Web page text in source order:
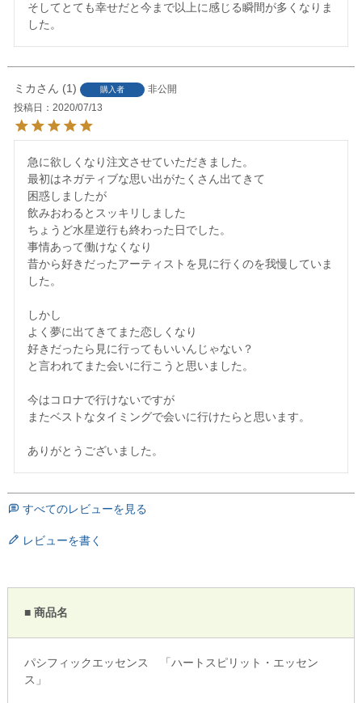
そしてとても幸せだと今まで以上に感じる瞬間が多くなりま
した。
ミカ 1 購入者
非公開
投稿日
2020/07/13
急に欲しくなり注文させていただきました。
最初はネガティブな思い出がたくさん出てきて
困惑しましたが
飲みおわるとスッキリしました
ちょうど水星逆行も終わった日でした。
事情あって働けなくなり
昔から好きだったアーティストを見に行くのを我慢していま
した。
しかし
よく夢に出てきてまた恋しくなり
好きだったら見に行ってもいいんじゃない？
と言われてまた会いに行こうと思いました。
今はコロナで行けないですが
またベストなタイミングで会いに行けたらと思います。
ありがとうございました。
すべてのレビューを見る
レビューを書く
■ 商品名
パシフィックエッセンス 「ハートスピリット・エッセン
ス」